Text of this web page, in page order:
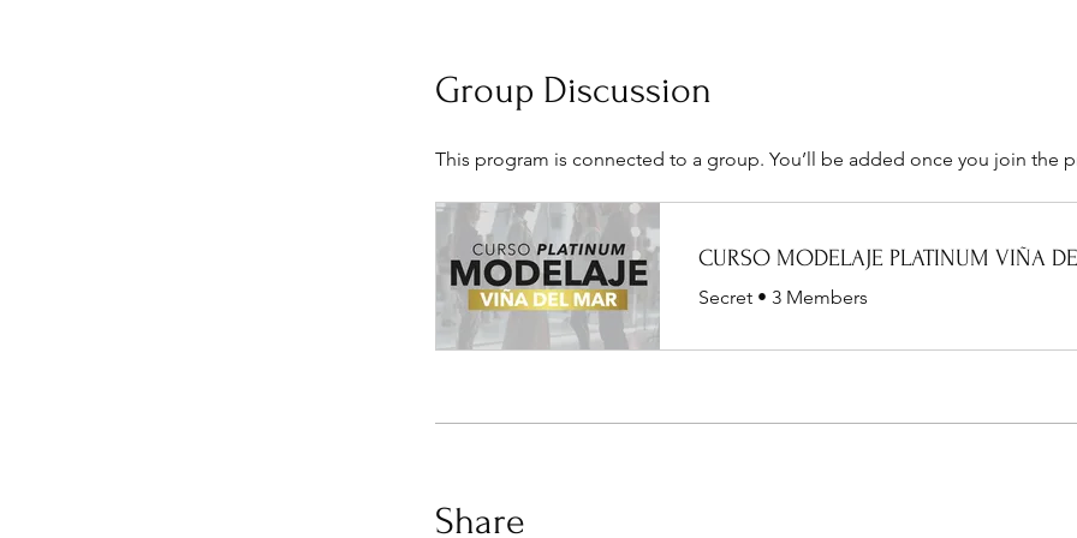
Group Discussion
This program is connected to a group. You’ll be added once you join the
Secret • 3 Members
Share